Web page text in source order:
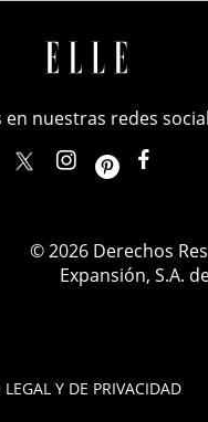
LEGAL Y DE PRIVACIDAD
en nuestras redes
elle_mexico
© 2026 Derechos
Expansión, S.A.